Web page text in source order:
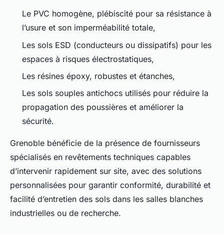
Le PVC homogène, plébiscité pour sa résistance à
l’usure et son imperméabilité totale,
Les sols ESD (conducteurs ou dissipatifs) pour les
espaces à risques électrostatiques,
Les résines époxy, robustes et étanches,
Les sols souples antichocs utilisés pour réduire la
propagation des poussières et améliorer la
sécurité.
Grenoble bénéficie de la présence de fournisseurs
spécialisés en revêtements techniques capables
d’intervenir rapidement sur site, avec des solutions
personnalisées pour garantir conformité, durabilité et
facilité d’entretien des sols dans les salles blanches
industrielles ou de recherche.